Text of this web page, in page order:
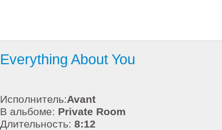
Everything About You
Исполнитель:Avant
В альбоме: Private Room
Длительность: 8:12